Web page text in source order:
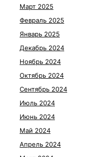
Март 2025
Февраль 2025
Январь 2025
Декабрь 2024
Ноябрь 2024
Октябрь 2024
Сентябрь 2024
Июль 2024
Июнь 2024
Май 2024
Апрель 2024